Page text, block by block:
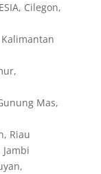
Cilegon,
Kalimantan
Mas,
Riau
Jambi